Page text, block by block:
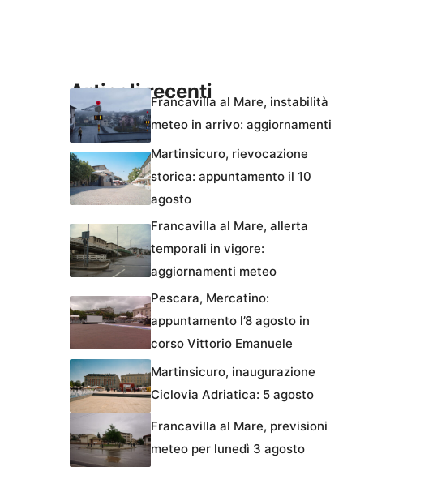
Articoli recentiFrancavilla al Mare, instabilità
meteo in arrivo: aggiornamenti
Martinsicuro, rievocazione
storica: appuntamento il 10
agosto
Francavilla al Mare, allerta
temporali in vigore:
aggiornamenti meteo
Pescara, Mercatino:
appuntamento l’8 agosto in
corso Vittorio Emanuele
Martinsicuro, inaugurazione
Ciclovia Adriatica: 5 agosto
Francavilla al Mare, previsioni
meteo per lunedì 3 agosto